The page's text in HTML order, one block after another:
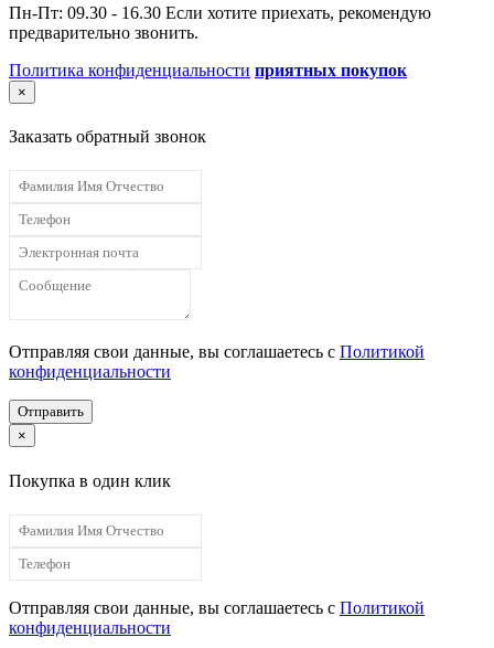
Пн-Пт: 09.30 - 16.30 Если хотите приехать, рекомендую
предварительно звонить.
Политика конфиденциальности приятных покупок
×
Заказать обратный звонок
Отправляя свои данные, вы соглашаетесь с Политикой
конфиденциальности
Отправить
×
Покупка в один клик
Отправляя свои данные, вы соглашаетесь с Политикой
конфиденциальности